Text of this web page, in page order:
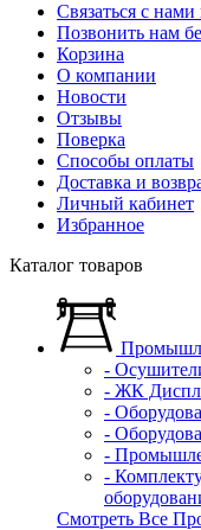
Связаться с
Позвонить нам
Корзина
О компании
Новости
Отзывы
Поверка
Способы оплаты
Доставка и
Личный кабинет
Избранное
Каталог товаров
-
- ЖК
-
-
-
-
Смотреть Все